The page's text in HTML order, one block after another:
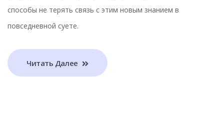
способы не терять связь с этим новым знанием в
повседневной суете.
Читать Далее